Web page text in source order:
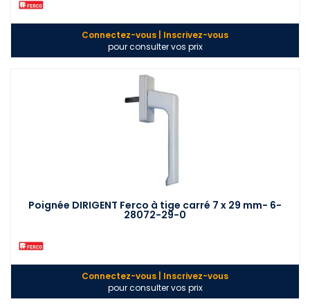
Connectez-vous | Inscrivez-vous
pour consulter vos prix
Poignée DIRIGENT Ferco à tige carré 7 x 29 mm- 6-
28072-29-0
Connectez-vous | Inscrivez-vous
pour consulter vos prix